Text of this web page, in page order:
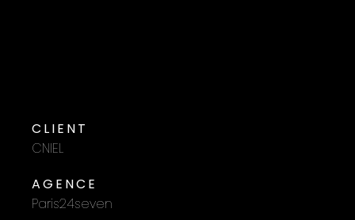
CLIENT
CNIEL
AGENCE
Paris24seven